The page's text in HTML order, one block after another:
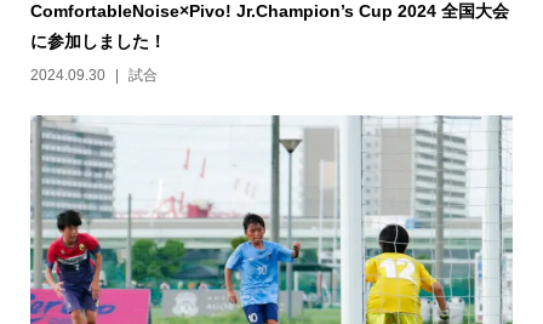
ComfortableNoise×Pivo! Jr.Champion’s Cup 2024 全国大会
に参加しました！
2024.09.30 試合